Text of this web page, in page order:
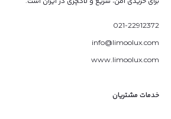
021-22912372
info@limoolux.com
www.limoolux.com
خدمات مشتریان